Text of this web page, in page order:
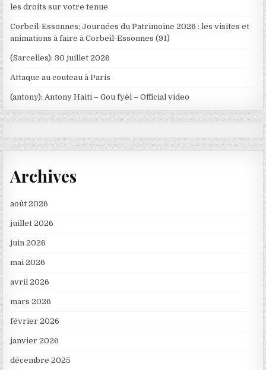
les droits sur votre tenue
Corbeil-Essonnes; Journées du Patrimoine 2026 : les visites et
animations à faire à Corbeil-Essonnes (91)
(Sarcelles): 30 juillet 2026
Attaque au couteau à Paris
(antony): Antony Haiti – Gou fyèl – Official video
Archives
août 2026
juillet 2026
juin 2026
mai 2026
avril 2026
mars 2026
février 2026
janvier 2026
décembre 2025